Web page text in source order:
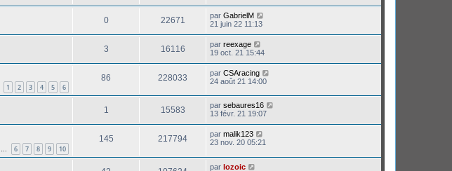
0 22671 par GabrielM
21 juin 22 11:13
3 16116 par reexage
19 oct. 21 15:44
1 2 3 4 5 6
86 228033 par CSAracing
24 août 21 14:00
1 15583 par sebaures16
13 févr. 21 19:07
… 6 7 8 9 10
145 217794 par malik123
23 nov. 20 05:21
par lozoic